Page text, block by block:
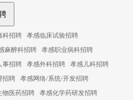
科招聘
孝感临床试验招聘
麻醉科招聘
孝感职业病科招聘
事招聘 孝感外科招聘
孝感儿科招聘
招聘
孝感网络/系统/开发招聘
物医药招聘
孝感化学药研发招聘